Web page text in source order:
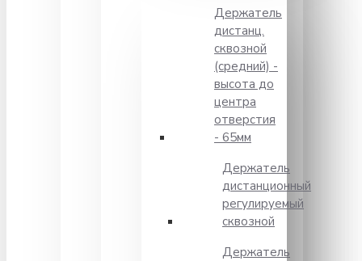
Держатель
дистанц.
сквозной
(средний) -
высота до
центра
отверстия
- 65мм
Держатель
дистанционный
регулируемый
сквозной
Держатель